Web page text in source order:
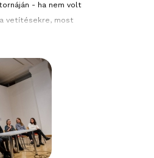
- ha nem volt
vetítésekre, most